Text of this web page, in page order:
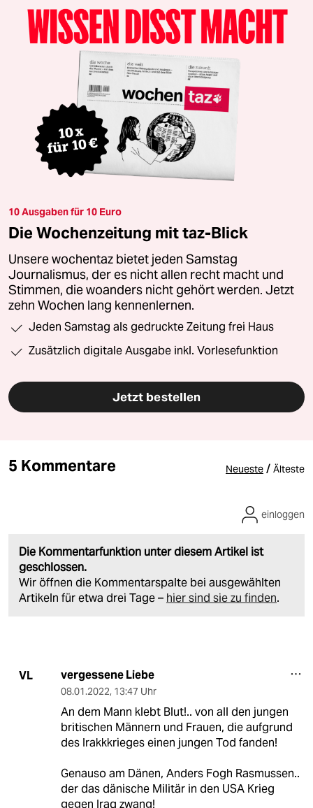
10 Ausgaben für 10 Euro
Die Wochenzeitung mit taz-Blick
Unsere wochentaz bietet jeden Samstag
Journalismus, der es nicht allen recht macht und
Stimmen, die woanders nicht gehört werden. Jetzt
zehn Wochen lang kennenlernen.
Jeden Samstag als gedruckte Zeitung frei Haus
Zusätzlich digitale Ausgabe inkl. Vorlesefunktion
Jetzt bestellen
5 Kommentare Neueste / Älteste
Die Kommentarfunktion unter diesem Artikel ist
geschlossen.
Wir öffnen die Kommentarspalte bei ausgewählten
Artikeln für etwa drei Tage – hier sind sie zu finden.
einloggen
VL vergessene Liebe
08.01.2022, 13:47 Uhr
An dem Mann klebt Blut!.. von all den jungen
britischen Männern und Frauen, die aufgrund
des Irakkkrieges einen jungen Tod fanden!
Genauso am Dänen, Anders Fogh Rasmussen..
der das dänische Militär in den USA Krieg
gegen Iraq zwang!